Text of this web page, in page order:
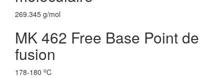
269.345 g/mol
MK 462 Free Base Point de
fusion
178-180 oC